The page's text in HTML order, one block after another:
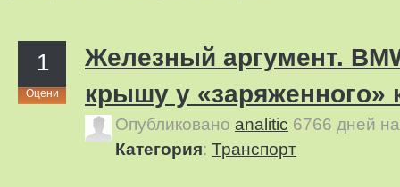
1
Оцени
Железный аргумент.
крышу у «заряженного»
Опубликовано analitic 6766 дней
Категория: Транспорт